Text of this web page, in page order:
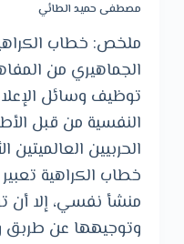
مصطفى حميد الطائي
ملخص: خطاب
الجماهيري من
توظيف وسائل
النفسية من قبل
الحربيين العالميتين
خطاب الكراهية
منشأ نفسي، إلا أن
وتوجيهها عن طربق